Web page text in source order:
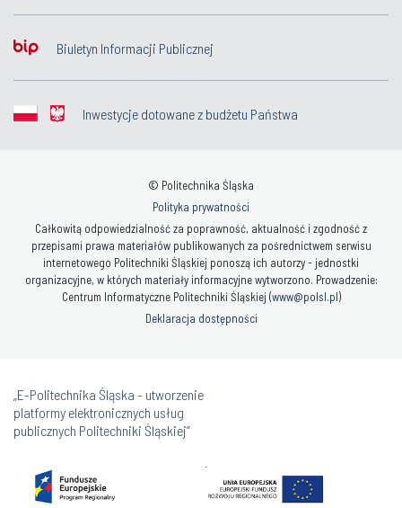
Biuletyn Informacji Publicznej
Inwestycje dotowane z budżetu Państwa
© Politechnika Śląska
Polityka prywatności
Całkowitą odpowiedzialność za poprawność, aktualność i zgodność z
przepisami prawa materiałów publikowanych za pośrednictwem serwisu
internetowego Politechniki Śląskiej ponoszą ich autorzy - jednostki
organizacyjne, w których materiały informacyjne wytworzono. Prowadzenie:
Centrum Informatyczne Politechniki Śląskiej (www@polsl.pl)
Deklaracja dostępności
„E-Politechnika Śląska - utworzenie
platformy elektronicznych usług
publicznych Politechniki Śląskiej”